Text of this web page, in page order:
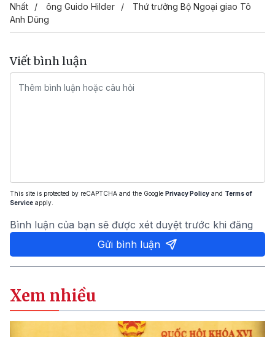
Nhất
ông Guido Hilder
Thứ trưởng Bộ Ngoại giao Tô
Anh Dũng
Viết bình luận
This site is protected by reCAPTCHA and the Google Privacy Policy and Terms of
Service apply.
Bình luận của bạn sẽ được xét duyệt trước khi đăng
Gửi bình luận
Xem nhiều